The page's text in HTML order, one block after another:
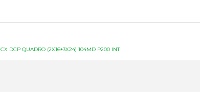
CX DCP QUADRO (2X16+3X24) 104MD P200 INT